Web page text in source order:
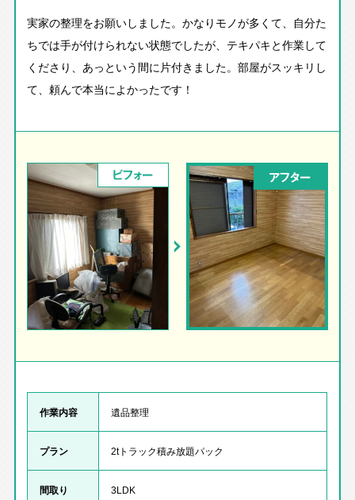
実家の整理をお願いしました。かなりモノが多くて、自分た
ちでは手が付けられない状態でしたが、テキパキと作業して
くださり、あっという間に片付きました。部屋がスッキリし
て、頼んで本当によかったです！
ビフォー アフター
作業内容 遺品整理
プラン 2tトラック積み放題パック
間取り 3LDK